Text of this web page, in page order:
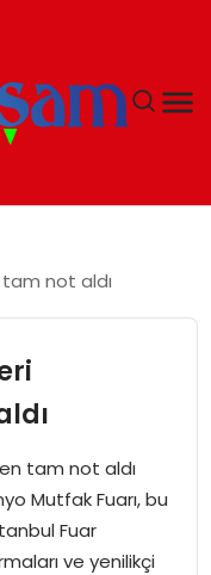
not aldı
tam not aldı
Mutfak Fuarı, bu
Fuar
ve yenilikçi